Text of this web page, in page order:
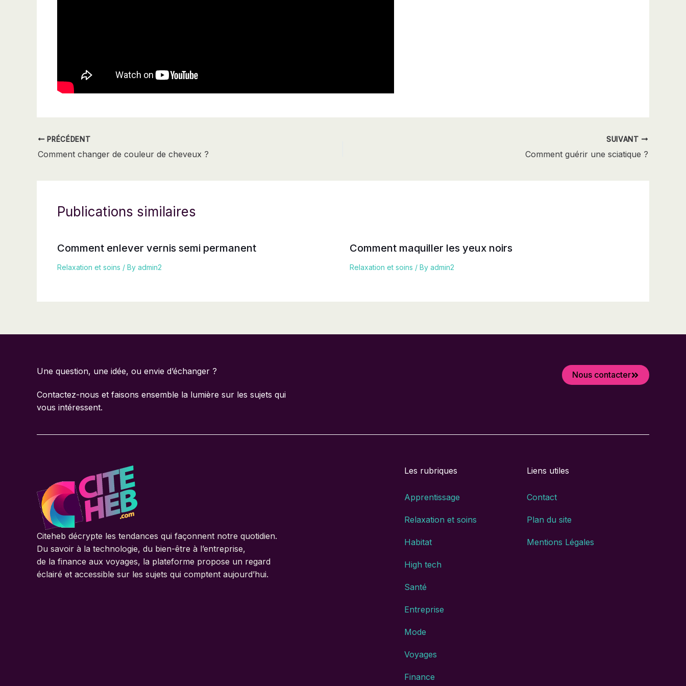
PRÉCÉDENT
Comment changer de couleur de cheveux ?
SUIVANT
Comment guérir une sciatique ?
Publications similaires
Comment enlever vernis semi permanent
Relaxation et soins / By admin2
Comment maquiller les yeux noirs
Relaxation et soins / By admin2
Une question, une idée, ou envie d’échanger ?
Contactez-nous et faisons ensemble la lumière sur les sujets qui
vous intéressent.
Nous contacter
Citeheb décrypte les tendances qui façonnent notre quotidien.
Du savoir à la technologie, du bien-être à l’entreprise,
de la finance aux voyages, la plateforme propose un regard
éclairé et accessible sur les sujets qui comptent aujourd’hui.
Les rubriques
Apprentissage
Relaxation et soins
Habitat
High tech
Santé
Entreprise
Mode
Voyages
Finance
Liens utiles
Contact
Plan du site
Mentions Légales